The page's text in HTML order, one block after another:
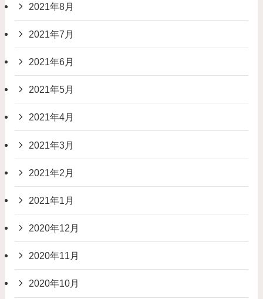
2021年8月
2021年7月
2021年6月
2021年5月
2021年4月
2021年3月
2021年2月
2021年1月
2020年12月
2020年11月
2020年10月